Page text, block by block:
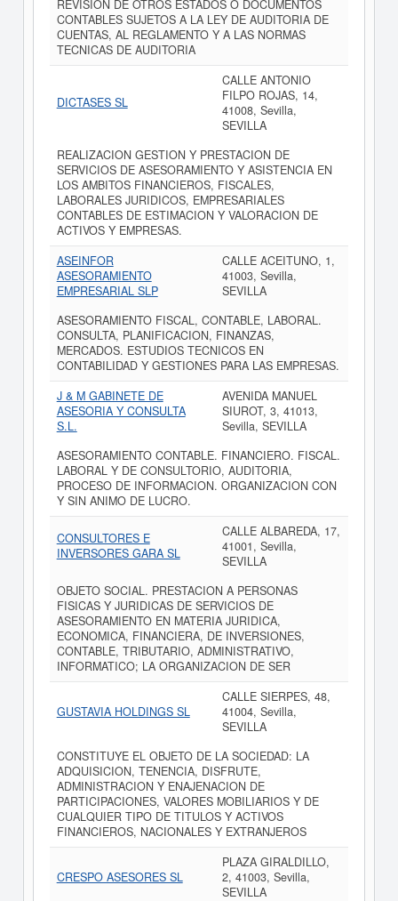
REVISION DE OTROS ESTADOS O DOCUMENTOS
CONTABLES SUJETOS A LA LEY DE AUDITORIA DE
CUENTAS, AL REGLAMENTO Y A LAS NORMAS
TECNICAS DE AUDITORIA
DICTASES SL
CALLE ANTONIO
FILPO ROJAS, 14,
41008, Sevilla,
SEVILLA
REALIZACION GESTION Y PRESTACION DE
SERVICIOS DE ASESORAMIENTO Y ASISTENCIA EN
LOS AMBITOS FINANCIEROS, FISCALES,
LABORALES JURIDICOS, EMPRESARIALES
CONTABLES DE ESTIMACION Y VALORACION DE
ACTIVOS Y EMPRESAS.
ASEINFOR
ASESORAMIENTO
EMPRESARIAL SLP
CALLE ACEITUNO, 1,
41003, Sevilla,
SEVILLA
ASESORAMIENTO FISCAL, CONTABLE, LABORAL.
CONSULTA, PLANIFICACION, FINANZAS,
MERCADOS. ESTUDIOS TECNICOS EN
CONTABILIDAD Y GESTIONES PARA LAS EMPRESAS.
J & M GABINETE DE
ASESORIA Y CONSULTA
S.L.
AVENIDA MANUEL
SIUROT, 3, 41013,
Sevilla, SEVILLA
ASESORAMIENTO CONTABLE. FINANCIERO. FISCAL.
LABORAL Y DE CONSULTORIO, AUDITORIA,
PROCESO DE INFORMACION. ORGANIZACION CON
Y SIN ANIMO DE LUCRO.
CONSULTORES E
INVERSORES GARA SL
CALLE ALBAREDA, 17,
41001, Sevilla,
SEVILLA
OBJETO SOCIAL. PRESTACION A PERSONAS
FISICAS Y JURIDICAS DE SERVICIOS DE
ASESORAMIENTO EN MATERIA JURIDICA,
ECONOMICA, FINANCIERA, DE INVERSIONES,
CONTABLE, TRIBUTARIO, ADMINISTRATIVO,
INFORMATICO; LA ORGANIZACION DE SER
GUSTAVIA HOLDINGS SL
CALLE SIERPES, 48,
41004, Sevilla,
SEVILLA
CONSTITUYE EL OBJETO DE LA SOCIEDAD: LA
ADQUISICION, TENENCIA, DISFRUTE,
ADMINISTRACION Y ENAJENACION DE
PARTICIPACIONES, VALORES MOBILIARIOS Y DE
CUALQUIER TIPO DE TITULOS Y ACTIVOS
FINANCIEROS, NACIONALES Y EXTRANJEROS
CRESPO ASESORES SL
PLAZA GIRALDILLO,
2, 41003, Sevilla,
SEVILLA